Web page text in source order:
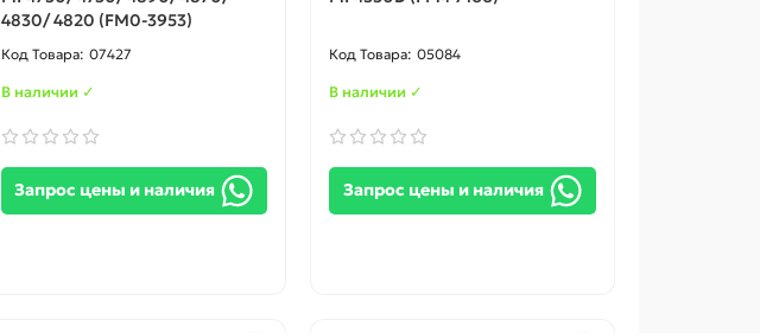
4830/ 4820 (FM0-3953)
07427
В наличии ✓
Запрос цены и наличия
05084
В наличии ✓
Запрос цены и наличия